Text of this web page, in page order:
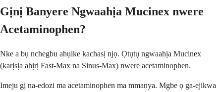
Gịnị Banyere Ngwaahịa Mucinex nwere
Acetaminophen?
Nke a bụ nchegbu ahụike kachasị njọ. Ọtụtụ ngwaahịa Mucinex
(karịsịa ahịrị Fast-Max na Sinus-Max) nwere acetaminophen.
Imeju gị na-edozi ma acetaminophen ma mmanya. Mgbe ọ ga-ejikwa